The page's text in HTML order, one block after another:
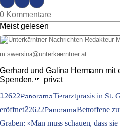
0 Kommentare
Meist gelesen
m.swersina@unterkaerntner.at
Gerhard und Galina Hermann mit
Spenden. privat
12622PanoramaTierarztpraxis in St.
eröffnet22622PanoramaBetroffene
Graben: »Man muss schauen, dass